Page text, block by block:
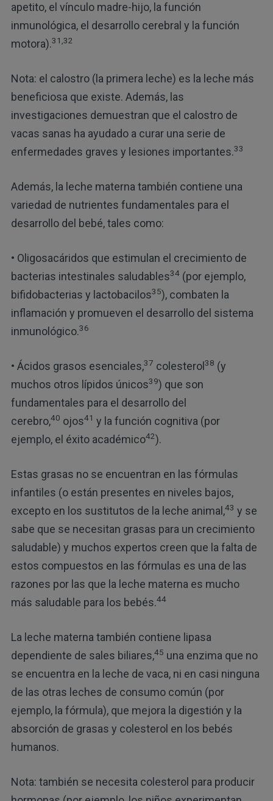
apetito, el vínculo madre-hijo, la función
inmunológica, el desarrollo cerebral y la función
motora).31,32
Nota: el calostro (la primera leche) es la leche más
beneficiosa que existe. Además, las
investigaciones demuestran que el calostro de
vacas sanas ha ayudado a curar una serie de
enfermedades graves y lesiones importantes.33
Además, la leche materna también contiene una
variedad de nutrientes fundamentales para el
desarrollo del bebé, tales como:
• Oligosacáridos que estimulan el crecimiento de
bacterias intestinales saludables34(por ejemplo,
bifidobacterias y lactobacilos35), combaten la
inflamación y promueven el desarrollo del sistema
inmunológico.36
• Ácidos grasos esenciales,37 colesterol 38 (y
muchos otros lípidos únicos39) que son
fundamentales para el desarrollo del
cerebro,40 ojos41 y la función cognitiva (por
ejemplo, el éxito académico42).
Estas grasas no se encuentran en las fórmulas
infantiles (o están presentes en niveles bajos,
excepto en los sustitutos de la leche animal,43 y se
sabe que se necesitan grasas para un crecimiento
saludable) y muchos expertos creen que la falta de
estos compuestos en las fórmulas es una de las
razones por las que la leche materna es mucho
más saludable para los bebés.44
La leche materna también contiene lipasa
dependiente de sales biliares,45 una enzima que no
se encuentra en la leche de vaca, ni en casi ninguna
de las otras leches de consumo común (por
ejemplo, la fórmula), que mejora la digestión y la
absorción de grasas y colesterol en los bebés
humanos.
Nota: también se necesita colesterol para producir